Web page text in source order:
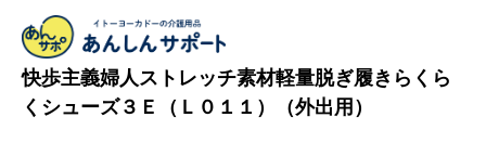
快歩主義婦人ストレッチ素材軽量脱ぎ履きらくら
くシューズ３Ｅ（Ｌ０１１）（外出用）